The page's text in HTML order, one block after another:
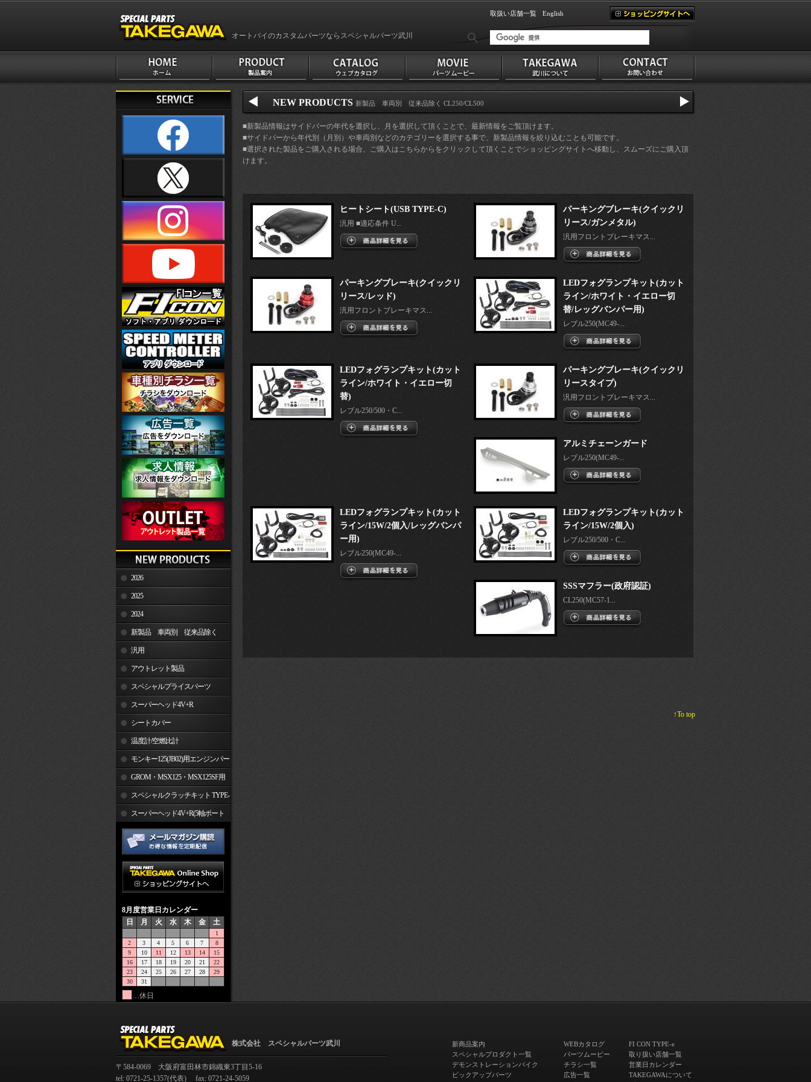
オートバイのカスタムパーツならスペシャルパーツ武川
取扱い店舗一覧 English
2026
2025
2024
新製品 車両別 従来品除く
汎用
アウトレット製品
スペシャルプライスパーツ
スーパーヘッド4V+R
シートカバー
温度計/空燃比計
モンキー125(JB02)用エンジンパー
ツ GROM・MSX125・MSX125SF用
エンジンパーツ
スペシャルクラッチキット TYPE-
スーパーヘッド4V+R(5軸ポート
加工)
8月度営業日カレンダー
日
月 火 水 木 金 土
1
2
3 4 5 6 7
8
9
10 11 12 13 14
15
16
17 18 19 20 21
22
23
24 25 26 27 28
29
30
31
…休日
NEW PRODUCTS 新製品 車両別 従来品除く CL250/CL500
■新製品情報はサイドバーの年代を選択し、月を選択して頂くことで、最新情報をご覧頂けます。
■サイドバーから年代別（月別）や車両別などのカテゴリーを選択する事で、新製品情報を絞り込むことも可能です。
■選択された製品をご購入される場合、ご購入はこちらからをクリックして頂くことでショッピングサイトへ移動し、スムーズにご購入頂
けます。
ヒートシート(USB TYPE-C)
汎用 ■適応条件 U...
パーキングブレーキ(クイックリ
リース/ガンメタル)
汎用フロントブレーキマス...
パーキングブレーキ(クイックリ
リース/レッド)
汎用フロントブレーキマス...
LEDフォグランプキット(カット
ライン/ホワイト・イエロー切
替/レッグバンパー用)
レブル250(MC49-...
LEDフォグランプキット(カット
ライン/ホワイト・イエロー切
替)
レブル250/500・C...
パーキングブレーキ(クイックリ
リースタイプ)
汎用フロントブレーキマス...
アルミチェーンガード
レブル250(MC49-...
LEDフォグランプキット(カット
ライン/15W/2個入/レッグバンパ
ー用)
レブル250(MC49-...
LEDフォグランプキット(カット
ライン/15W/2個入)
レブル250/500・C...
SSSマフラー(政府認証)
CL250(MC57-1...
↑To top
株式会社 スペシャルパーツ武川
〒584-0069 大阪府富田林市錦織東3丁目5-16
tel: 0721-25-1357(代表) fax: 0721-24-5059
新商品案内
スペシャルプロダクト一覧
デモンストレーションバイク
ピックアップパーツ
WEBカタログ
パーツムービー
チラシ一覧
広告一覧
FI CON TYPE-e
取り扱い店舗一覧
営業日カレンダー
TAKEGAWAについて